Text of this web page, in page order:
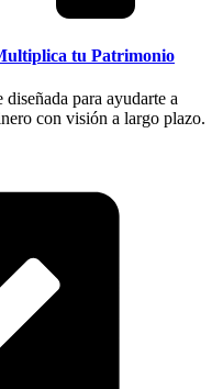
tu Patrimonio
para ayudarte a
con visión a largo plazo.